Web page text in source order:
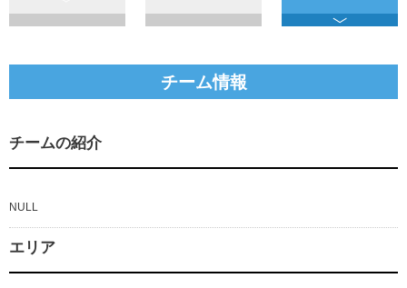
チーム情報
チームの紹介
NULL
エリア